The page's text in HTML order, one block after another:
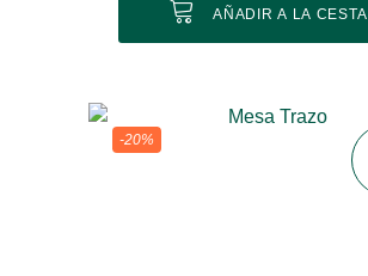
AÑADIR A LA CESTA
-20%